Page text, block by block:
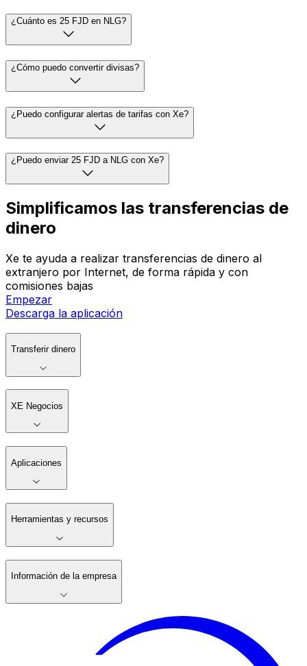
¿Cuánto es 25 FJD en NLG?
¿Cómo puedo convertir divisas?
¿Puedo configurar alertas de tarifas con Xe?
¿Puedo enviar 25 FJD a NLG con Xe?
Simplificamos las transferencias de
dinero
Xe te ayuda a realizar transferencias de dinero al
extranjero por Internet, de forma rápida y con
comisiones bajas
Empezar
Descarga la aplicación
Transferir dinero
XE Negocios
Aplicaciones
Herramientas y recursos
Información de la empresa